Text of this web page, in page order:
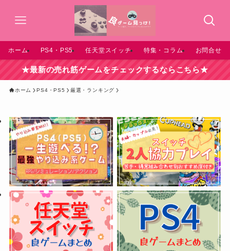
ホーム PS4・PS5 任天堂スイッチ 特集・コラム お問合せ
★最新の売れ筋ゲームをチェックするならこちら★
ホーム PS4・PS5 厳選・ランキング